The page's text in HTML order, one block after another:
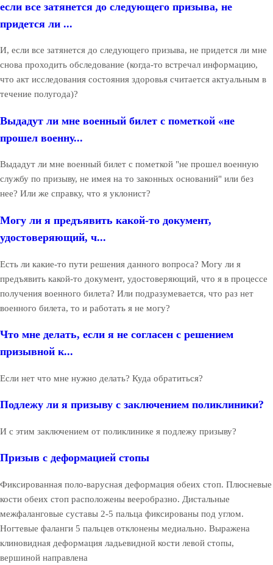
если все затянется до следующего призыва, не
придется ли ...
И, если все затянется до следующего призыва, не придется ли мне
снова проходить обследование (когда-то встречал информацию,
что акт исследования состояния здоровья считается актуальным в
течение полугода)?
Выдадут ли мне военный билет с пометкой «не
прошел военну...
Выдадут ли мне военный билет с пометкой "не прошел военную
службу по призыву, не имея на то законных оснований" или без
нее? Или же справку, что я уклонист?
Могу ли я предъявить какой-то документ,
удостоверяющий, ч...
Есть ли какие-то пути решения данного вопроса? Могу ли я
предъявить какой-то документ, удостоверяющий, что я в процессе
получения военного билета? Или подразумевается, что раз нет
военного билета, то и работать я не могу?
Что мне делать, если я не согласен с решением
призывной к...
Если нет что мне нужно делать? Куда обратиться?
Подлежу ли я призыву с заключением поликлиники?
И с этим заключением от поликлинике я подлежу призыву?
Призыв с деформацией стопы
Фиксированная поло-варусная деформация обеих стоп. Плюсневые
кости обеих стоп расположены вееробразно. Дистальные
межфаланговые суставы 2-5 пальца фиксированы под углом.
Ногтевые фаланги 5 пальцев отклонены медиально. Выражена
клиновидная деформация ладьевидной кости левой стопы,
вершиной направлена